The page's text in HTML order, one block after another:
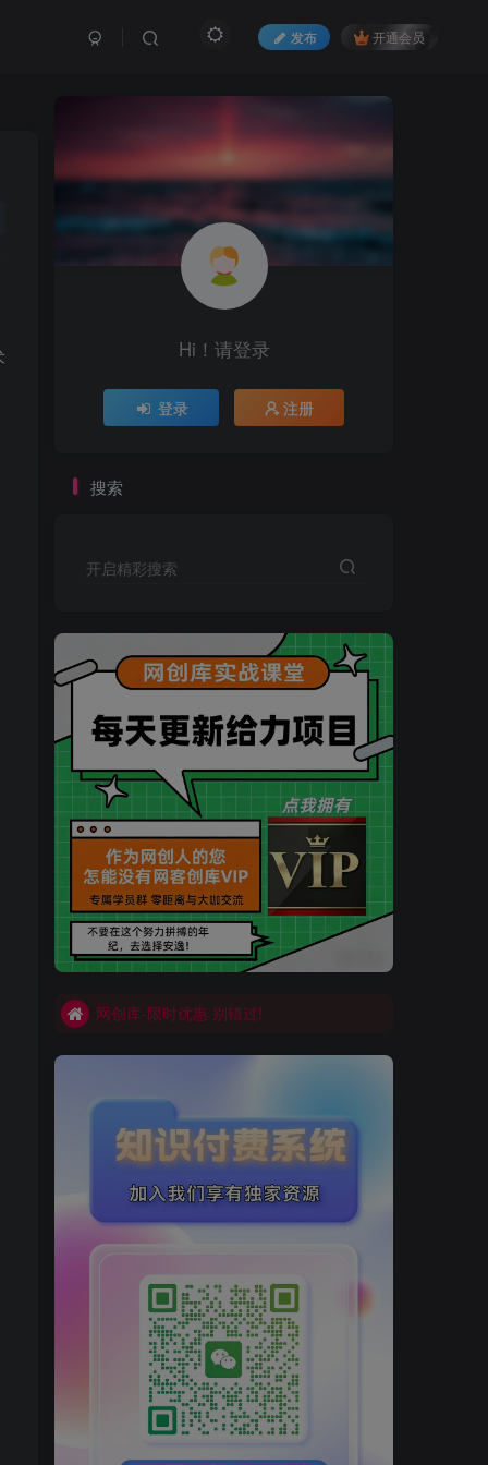
发布 开通会员
Hi！请登录
登录 注册
搜索
开启精彩搜索
买VIP会员或加盟商-全年最低价-立即抢额
网创库-限时优惠 别错过!
买VIP会员或加盟商-全年最低价-立即抢额
网创库-限时优惠 别错过!